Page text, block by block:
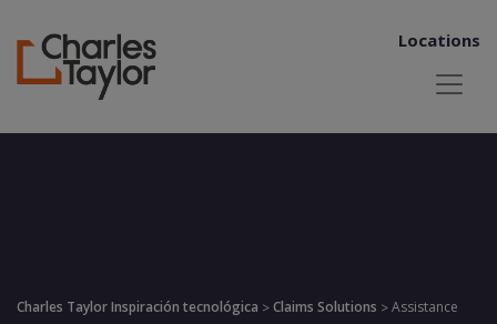
Locations
Charles Taylor Inspiración tecnológica >Claims Solutions >Assistance